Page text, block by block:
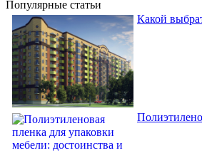
Популярные статьи
Какой